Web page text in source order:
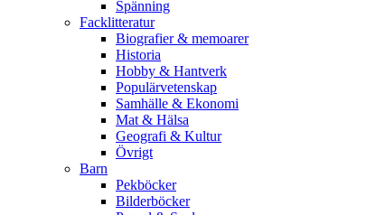
Spänning
Facklitteratur
Biografier & memoarer
Historia
Hobby & Hantverk
Populärvetenskap
Samhälle & Ekonomi
Mat & Hälsa
Geografi & Kultur
Övrigt
Barn
Pekböcker
Bilderböcker